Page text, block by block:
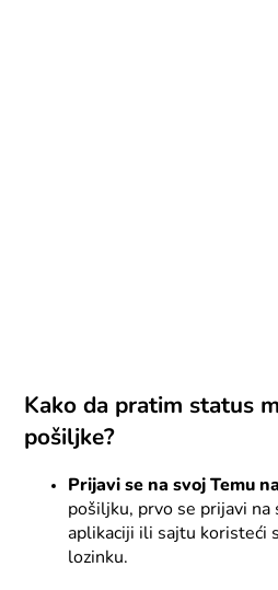
Kako da pratim status
pošiljke?
Prijavi se na svoj Temu
pošiljku, prvo se prijavi na
aplikaciji ili sajtu koristeći
lozinku.